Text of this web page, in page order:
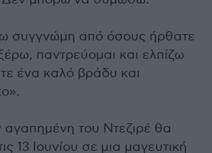
συγγνώμη από όσους ήρθατε
παντρεύομαι και ελπίζω
ένα καλό βράδυ και
του Ντεζιρέ θα
13 Ιουνίου σε μια μαγευτική